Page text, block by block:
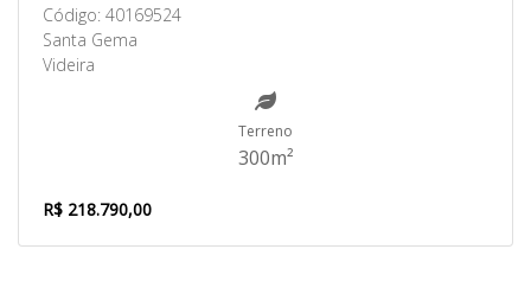
Código: 40169524
Santa Gema
Videira
Terreno
300m²
R$ 218.790,00